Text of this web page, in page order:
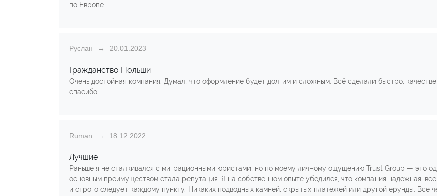
по Европе.
Руслан 20.01.2023
Гражданство Польши
Очень достойная компания. Думал, что оформление будет долгим и сложным. Всё сделали быстро,
спасибо.
Ruman 18.12.2022
Лучшие
Раньше я не сталкивался с миграционными юристами, но по моему личному ощущению Trust Group — это
основным преимуществом стала репутация. Я на собственном опыте убедился, что компания надежная,
и строго следует каждому пункту. Никаких подводных камней, скрытых платежей или другой ерунды. Все